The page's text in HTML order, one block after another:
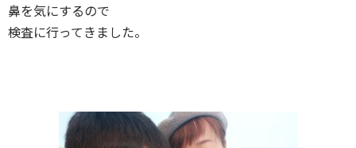
鼻を気にするので
検査に行ってきました。